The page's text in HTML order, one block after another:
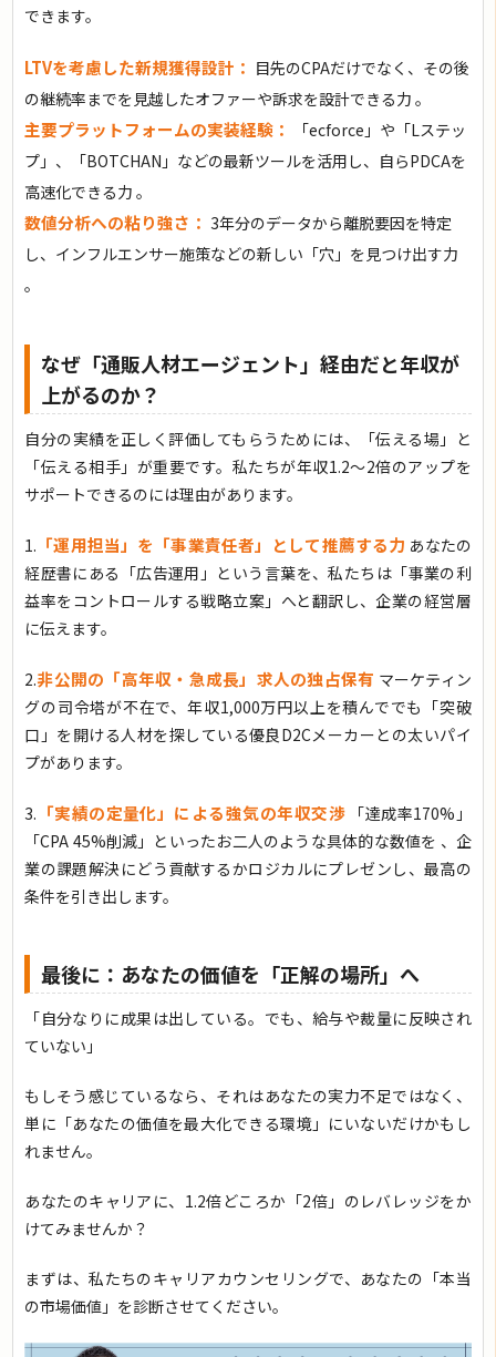
できます。
LTVを考慮した新規獲得設計： 目先のCPAだけでなく、その後
の継続率までを見越したオファーや訴求を設計できる力 。
主要プラットフォームの実装経験：
「ecforce」や「Lステッ
プ」、「BOTCHAN」などの最新ツールを活用し、自らPDCAを
高速化できる力 。
数値分析への粘り強さ： 3年分のデータから離脱要因を特定
し、インフルエンサー施策などの新しい「穴」を見つけ出す力
。
なぜ「通販人材エージェント」経由だと年収が
上がるのか？
自分の実績を正しく評価してもらうためには、「伝える場」と
「伝える相手」が重要です。私たちが年収1.2〜2倍のアップを
サポートできるのには理由があります。
1. 「運用担当」を「事業責任者」として推薦する力 あなたの
経歴書にある「広告運用」という言葉を、私たちは「事業の利
益率をコントロールする戦略立案」へと翻訳し、企業の経営層
に伝えます。
2.非公開の「高年収・急成長」求人の独占保有 マーケティン
グの司令塔が不在で、年収1,000万円以上を積んででも「突破
口」を開ける人材を探している優良D2Cメーカーとの太いパイ
プがあります。
3. 「実績の定量化」による強気の年収交渉 「達成率170%」
「CPA 45%削減」といったお二人のような具体的な数値を 、企
業の課題解決にどう貢献するかロジカルにプレゼンし、最高の
条件を引き出します。
最後に：あなたの価値を「正解の場所」へ
「自分なりに成果は出している。でも、給与や裁量に反映され
ていない」
もしそう感じているなら、それはあなたの実力不足ではなく、
単に「あなたの価値を最大化できる環境」にいないだけかもし
れません。
あなたのキャリアに、1.2倍どころか「2倍」のレバレッジをか
けてみませんか？
まずは、私たちのキャリアカウンセリングで、あなたの「本当
の市場価値」を診断させてください。